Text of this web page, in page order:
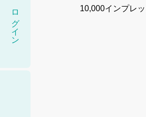
10,000インプレ
ログイン